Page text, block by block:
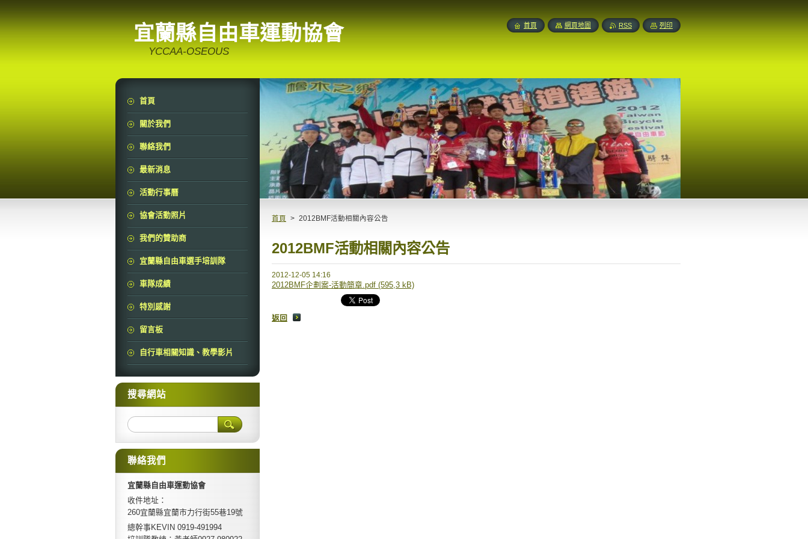
宜蘭縣自由車運動協會
YCCAA-OSEOUS
首頁 > 2012BMF活動相關內容公告
2012BMF活動相關內容公告
2012-12-05 14:16
2012BMF企劃案-活動簡章.pdf (595,3 kB)
返回
首頁
關於我們
聯絡我們
最新消息
活動行事曆
協會活動照片
我們的贊助商
宜蘭縣自由車選手培訓隊
車隊成績
特別感謝
留言板
自行車相關知識、教學影片
搜尋網站
聯絡我們
宜蘭縣自由車運動協會
收件地址：
260宜蘭縣宜蘭市力行街55巷19號
總幹事KEVIN 0919-491994
首頁 網頁地圖 RSS 列印